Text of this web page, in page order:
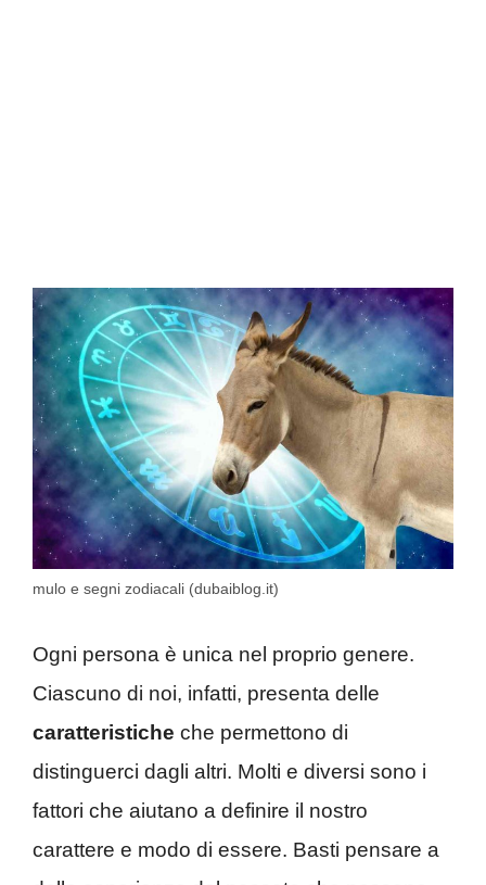
mulo e segni zodiacali (dubaiblog.it)
Ogni persona è unica nel proprio genere.
Ciascuno di noi, infatti, presenta delle
caratteristiche che permettono di
distinguerci dagli altri. Molti e diversi sono i
fattori che aiutano a definire il nostro
carattere e modo di essere. Basti pensare a